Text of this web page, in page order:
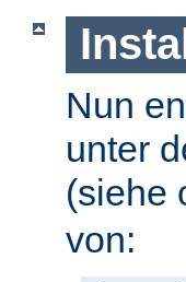
Nun
unter
(siehe
von: